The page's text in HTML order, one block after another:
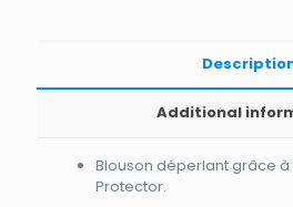
Additional
Blouson déperlant grâce à
Protector.